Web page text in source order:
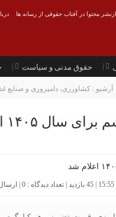
محتوا در آفتاب حقوقی از رسانه ها
حقوق مدنی و سیاست
آرشیو : کشاورزی، دامپروری و صنایع
۱۴۰۵ اعلام شد
0
|